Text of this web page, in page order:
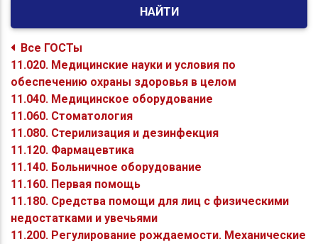
НАЙТИ
Все ГОСТы
11.020. Медицинские науки и условия по
обеспечению охраны здоровья в целом
11.040. Медицинское оборудование
11.060. Стоматология
11.080. Стерилизация и дезинфекция
11.120. Фармацевтика
11.140. Больничное оборудование
11.160. Первая помощь
11.180. Средства помощи для лиц с физическими
недостатками и увечьями
11.200. Регулирование рождаемости. Механические